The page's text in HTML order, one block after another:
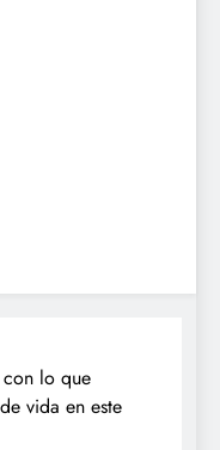
con lo que
vida en este